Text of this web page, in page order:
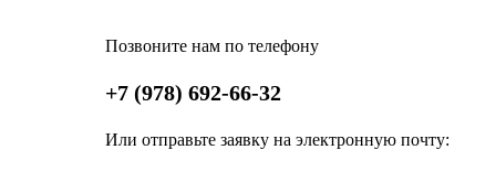
Позвоните нам по телефону
+7 (978) 692-66-32
Или отправьте заявку на электронную почту: